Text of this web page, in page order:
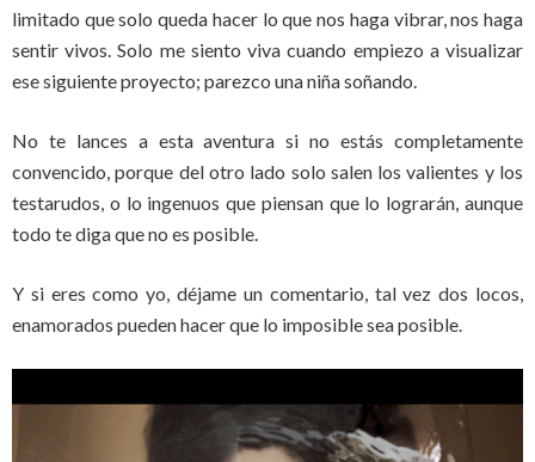
limitado que solo queda hacer lo que nos haga vibrar, nos haga
sentir vivos. Solo me siento viva cuando empiezo a visualizar
ese siguiente proyecto; parezco una niña soñando.
No te lances a esta aventura si no estás completamente
convencido, porque del otro lado solo salen los valientes y los
testarudos, o lo ingenuos que piensan que lo lograrán, aunque
todo te diga que no es posible.
Y si eres como yo, déjame un comentario, tal vez dos locos,
enamorados pueden hacer que lo imposible sea posible.